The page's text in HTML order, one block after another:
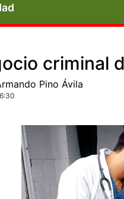
criminal
Pino Ávila